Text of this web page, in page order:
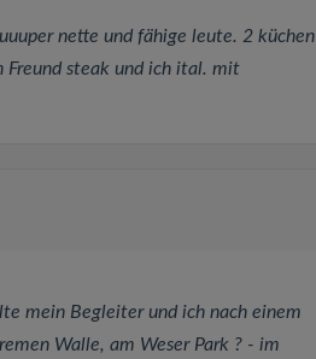
nette und fähige leute. 2 küchen
Freund steak und ich ital. mit
mein Begleiter und ich nach einem
Walle, am Weser Park ? - im